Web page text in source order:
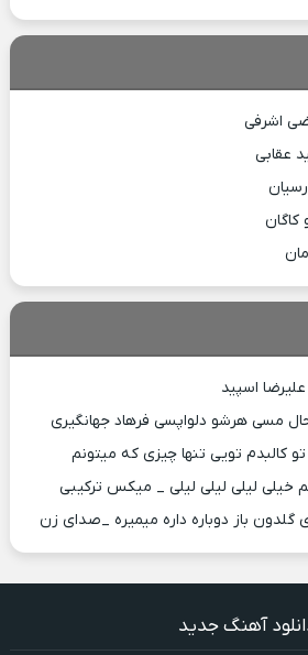
اشرفی
عقابی
کاگان
مسی هرشو دلواپسی فرهاد جهانگیری
کالبدم تویی تنها چیزی که میتونم
خیلی لیلی لیلی لیلی _ میکس ترکیبی
باز دوباره داره میمیره _صدای زن
آهنگ جدید